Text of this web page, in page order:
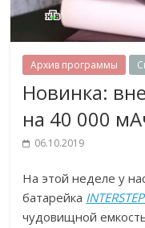
Архив программы
Новинка:
на 40 000
06.10.2019
На этой неделе у
батарейка
чудовищной